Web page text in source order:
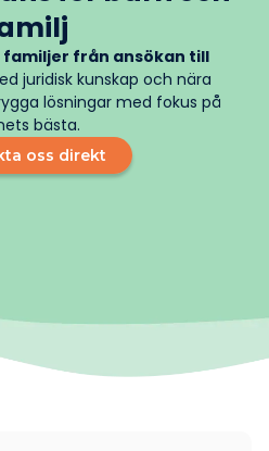
från ansökan till
juridisk kunskap och nära
lösningar med fokus på
bästa.
oss direkt